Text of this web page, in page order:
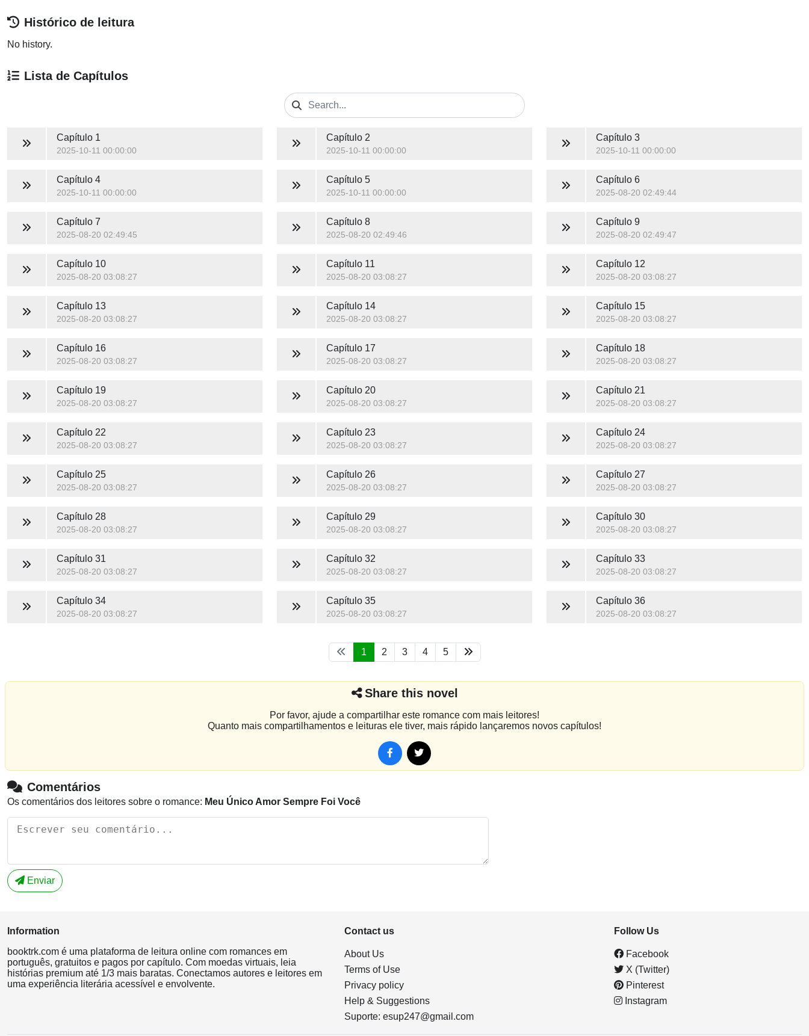
Histórico de leitura
No history.
Lista de Capítulos
Capítulo 1
2025-10-11 00:00:00
Capítulo 2
2025-10-11 00:00:00
Capítulo 3
2025-10-11 00:00:00
Capítulo 4
2025-10-11 00:00:00
Capítulo 5
2025-10-11 00:00:00
Capítulo 6
2025-08-20 02:49:44
Capítulo 7
2025-08-20 02:49:45
Capítulo 8
2025-08-20 02:49:46
Capítulo 9
2025-08-20 02:49:47
Capítulo 10
2025-08-20 03:08:27
Capítulo 11
2025-08-20 03:08:27
Capítulo 12
2025-08-20 03:08:27
Capítulo 13
2025-08-20 03:08:27
Capítulo 14
2025-08-20 03:08:27
Capítulo 15
2025-08-20 03:08:27
Capítulo 16
2025-08-20 03:08:27
Capítulo 17
2025-08-20 03:08:27
Capítulo 18
2025-08-20 03:08:27
Capítulo 19
2025-08-20 03:08:27
Capítulo 20
2025-08-20 03:08:27
Capítulo 21
2025-08-20 03:08:27
Capítulo 22
2025-08-20 03:08:27
Capítulo 23
2025-08-20 03:08:27
Capítulo 24
2025-08-20 03:08:27
Capítulo 25
2025-08-20 03:08:27
Capítulo 26
2025-08-20 03:08:27
Capítulo 27
2025-08-20 03:08:27
Capítulo 28
2025-08-20 03:08:27
Capítulo 29
2025-08-20 03:08:27
Capítulo 30
2025-08-20 03:08:27
Capítulo 31
2025-08-20 03:08:27
Capítulo 32
2025-08-20 03:08:27
Capítulo 33
2025-08-20 03:08:27
Capítulo 34
2025-08-20 03:08:27
Capítulo 35
2025-08-20 03:08:27
Capítulo 36
2025-08-20 03:08:27
1 2 3 4 5
Share this novel
Por favor, ajude a compartilhar este romance com mais leitores!
Quanto mais compartilhamentos e leituras ele tiver, mais rápido lançaremos novos capítulos!
Comentários
Os comentários dos leitores sobre o romance: Meu Único Amor Sempre Foi Você
Enviar
Information
booktrk.com é uma plataforma de leitura online com romances em
português, gratuitos e pagos por capítulo. Com moedas virtuais, leia
histórias premium até 1/3 mais baratas. Conectamos autores e leitores em
uma experiência literária acessível e envolvente.
Contact us
About Us
Terms of Use
Privacy policy
Help & Suggestions
Suporte: esup247@gmail.com
Follow Us
Facebook
X (Twitter)
Pinterest
Instagram